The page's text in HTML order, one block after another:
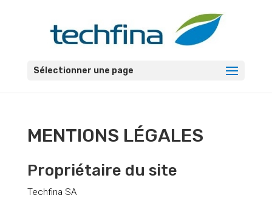
Sélectionner une page
MENTIONS LÉGALES
Propriétaire du site
Techfina SA